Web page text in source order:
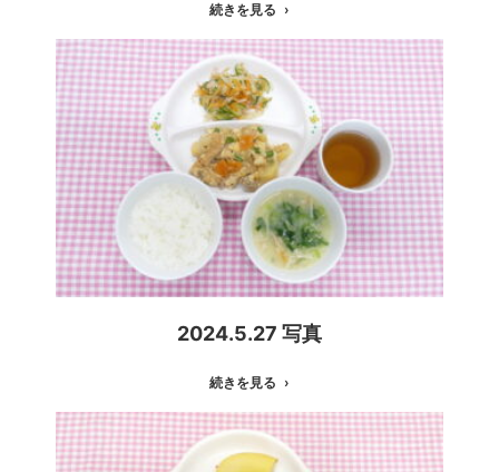
続きを見る
2024.5.27 写真
続きを見る